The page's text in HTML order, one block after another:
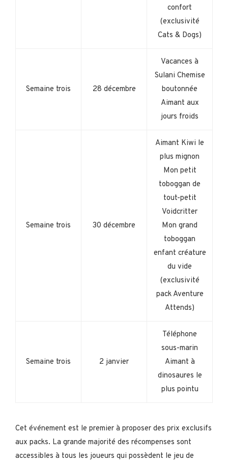
confort
(exclusivité
Cats & Dogs)
Semaine trois 28 décembre
Vacances à
Sulani Chemise
boutonnée
Aimant aux
jours froids
Semaine trois 30 décembre
Aimant Kiwi le
plus mignon
Mon petit
toboggan de
tout-petit
Voidcritter
Mon grand
toboggan
enfant créature
du vide
(exclusivité
pack Aventure
Attends)
Semaine trois 2 janvier
Téléphone
sous-marin
Aimant à
dinosaures le
plus pointu
Cet événement est le premier à proposer des prix exclusifs
aux packs. La grande majorité des récompenses sont
accessibles à tous les joueurs qui possèdent le jeu de